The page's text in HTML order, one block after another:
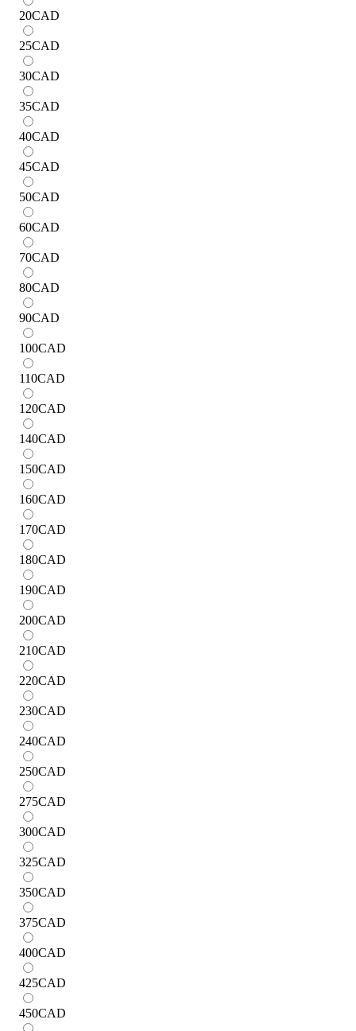
20CAD
25CAD
30CAD
35CAD
40CAD
45CAD
50CAD
60CAD
70CAD
80CAD
90CAD
100CAD
110CAD
120CAD
140CAD
150CAD
160CAD
170CAD
180CAD
190CAD
200CAD
210CAD
220CAD
230CAD
240CAD
250CAD
275CAD
300CAD
325CAD
350CAD
375CAD
400CAD
425CAD
450CAD